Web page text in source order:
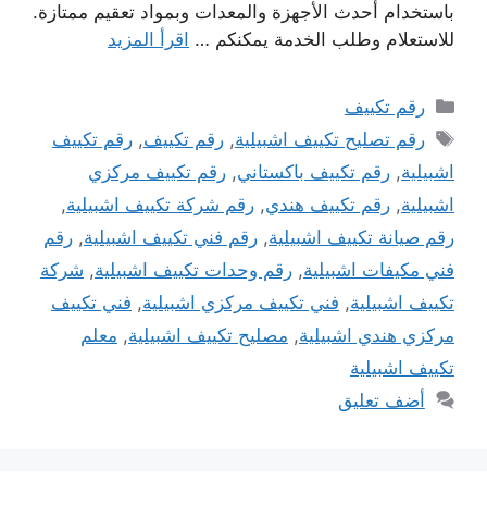
باستخدام أحدث الأجهزة والمعدات وبمواد تعقيم ممتازة.
للاستعلام وطلب الخدمة يمكنكم … اقرأ المزيد
التصنيفات
رقم تكييف
الوسوم
رقم تصليح تكييف اشبيلية,رقم تكييف,رقم تكييف
اشبيلية, رقم تكييف باكستاني, رقم تكييف مركزي
اشبيلية, رقم تكييف هندي, رقم شركة تكييف اشبيلية,
رقم صيانة تكييف اشبيلية, رقم فني تكييف اشبيلية, رقم
فني مكيفات اشبيلية, رقم وحدات تكييف اشبيلية, شركة
تكييف اشبيلية, فني تكييف مركزي اشبيلية, فني تكييف
مركزي هندي اشبيلية, مصليح تكييف اشبيلية, معلم
تكييف اشبيلية
أضف تعليق